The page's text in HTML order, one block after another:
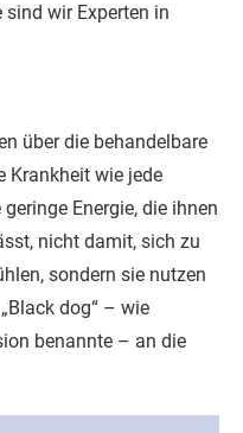
sind wir Experten in
über die behandelbare
Krankheit wie jede
Energie, die ihnen
nicht damit, sich zu
sondern sie nutzen
dog“ – wie
benannte – an die